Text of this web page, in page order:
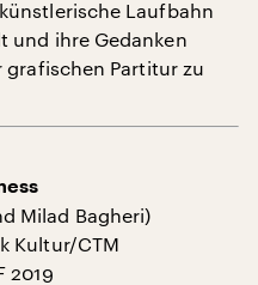
Laufbahn
und ihre Gedanken
grafischen Partitur zu
Milad Bagheri)
Kultur/CTM
2019